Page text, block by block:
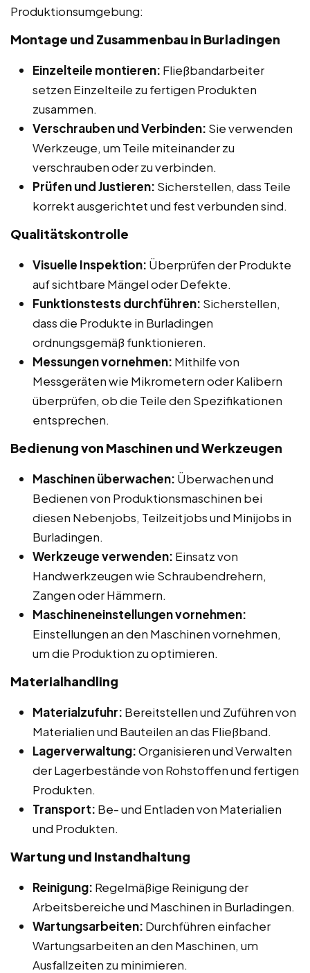
Produktionsumgebung:
Montage und Zusammenbau in Burladingen
Einzelteile montieren: Fließbandarbeiter
setzen Einzelteile zu fertigen Produkten
zusammen.
Verschrauben und Verbinden: Sie verwenden
Werkzeuge, um Teile miteinander zu
verschrauben oder zu verbinden.
Prüfen und Justieren: Sicherstellen, dass Teile
korrekt ausgerichtet und fest verbunden sind.
Qualitätskontrolle
Visuelle Inspektion: Überprüfen der Produkte
auf sichtbare Mängel oder Defekte.
Funktionstests durchführen: Sicherstellen,
dass die Produkte in Burladingen
ordnungsgemäß funktionieren.
Messungen vornehmen: Mithilfe von
Messgeräten wie Mikrometern oder Kalibern
überprüfen, ob die Teile den Spezifikationen
entsprechen.
Bedienung von Maschinen und Werkzeugen
Maschinen überwachen: Überwachen und
Bedienen von Produktionsmaschinen bei
diesen Nebenjobs, Teilzeitjobs und Minijobs in
Burladingen.
Werkzeuge verwenden: Einsatz von
Handwerkzeugen wie Schraubendrehern,
Zangen oder Hämmern.
Maschineneinstellungen vornehmen:
Einstellungen an den Maschinen vornehmen,
um die Produktion zu optimieren.
Materialhandling
Materialzufuhr: Bereitstellen und Zuführen von
Materialien und Bauteilen an das Fließband.
Lagerverwaltung:Organisieren und Verwalten
der Lagerbestände von Rohstoffen und fertigen
Produkten.
Transport: Be- und Entladen von Materialien
und Produkten.
Wartung und Instandhaltung
Reinigung: Regelmäßige Reinigung der
Arbeitsbereiche und Maschinen in Burladingen.
Wartungsarbeiten: Durchführen einfacher
Wartungsarbeiten an den Maschinen, um
Ausfallzeiten zu minimieren.